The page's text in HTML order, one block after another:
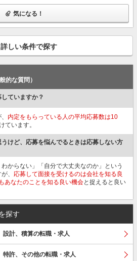
気になる！
詳しい条件で探す
的な質問）
ていますか？
内定をもらっている人の平均応募数は10
ています。
けど、応募を悩んでるときは応募しない方
わからない」「自分で大丈夫なのか」という
、 応募して面接を受けるのは会社を知る良
あなたのことを知る良い機会と捉えると良い
探す
計、積算の転職・求人
許、その他の転職・求人